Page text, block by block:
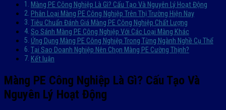
Màng PE Công Nghiệp Là Gì? Cấu Tạo Và Nguyên Lý Hoạt Động
Phân Loại Màng PE Công Nghiệp Trên Thị Trường Hiện Nay
Tiêu Chuẩn Đánh Giá Màng PE Công Nghiệp Chất Lượng
So Sánh Màng PE Công Nghiệp Với Các Loại Màng Khác
Ứng Dụng Màng PE Công Nghiệp Trong Từng Ngành Nghề Cụ Thể
Tại Sao Doanh Nghiệp Nên Chọn Màng PE Cường Thịnh?
Kết luận
Màng PE Công Nghiệp Là Gì? Cấu Tạo Và
Nguyên Lý Hoạt Động